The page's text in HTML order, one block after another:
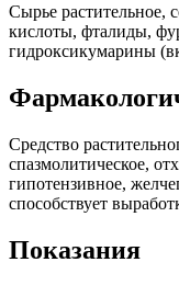
Сырье растительное,
кислоты, фталиды,
гидроксикумарины
Средство
спазмолитическое,
гипотензивное,
способствует
Показания